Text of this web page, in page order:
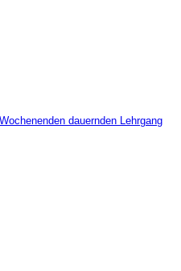
dauernden Lehrgang